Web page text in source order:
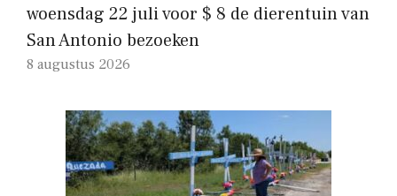
woensdag 22 juli voor $ 8 de dierentuin van
San Antonio bezoeken
8 augustus 2026